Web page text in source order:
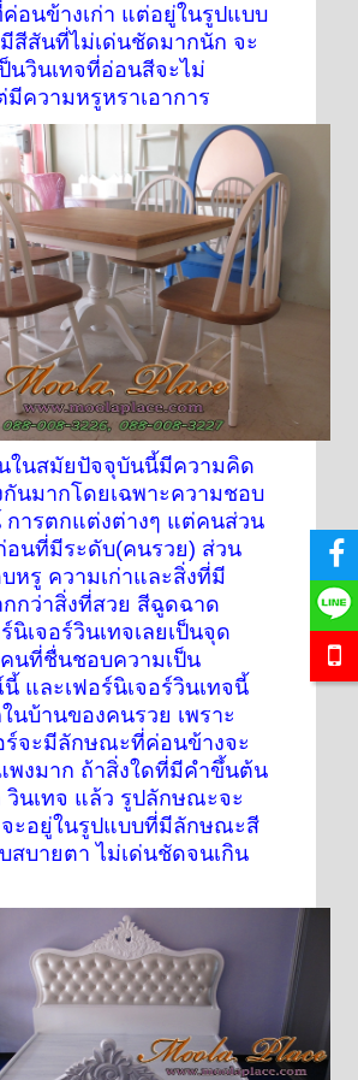
อนข้างเก่า แต่อยู่ในรูปแบบ
สีสันที่ไม่เด่นชัดมากนัก จะ
นวินเทจที่อ่อนสีจะไม่
ความหรูหราเอาการ
ยปัจจุบันนี้มีความคิด
นมากโดยเฉพาะความชอบ
การตกแต่งต่างๆ แต่คนส่วน
นที่มีระดับ(คนรวย) ส่วน
หรู ความเก่าและสิ่งที่มี
กว่าสิ่งที่สวย สีฉูดฉาด
นิเจอร์วินเทจเลยเป็นจุด
นที่ชื่นชอบความเป็น
และเฟอร์นิเจอร์วินเทจนี้
นบ้านของคนรวย เพราะ
ร์จะมีลักษณะที่ค่อนข้างจะ
พงมาก ถ้าสิ่งใดที่มีคำขึ้นต้น
วินเทจ แล้ว รูปลักษณะจะ
จะอยู่ในรูปแบบที่มีลักษณะสี
สบายตา ไม่เด่นชัดจนเกิน